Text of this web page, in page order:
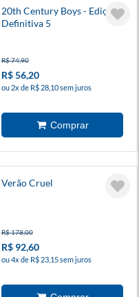
20th Century Boys - Edição
Definitiva 5
R$ 74,90
R$ 56,20
ou 2x de R$ 28,10 sem juros
Verão Cruel
R$ 178,00
R$ 92,60
ou 4x de R$ 23,15 sem juros